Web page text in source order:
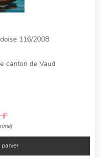
116/2008
canton de Vaud
panier